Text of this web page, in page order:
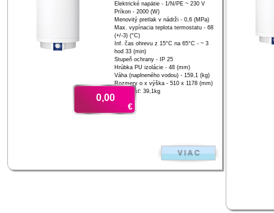
Elektrické napätie - 1/N/PE ~ 230 V
Príkon - 2000 (W)
Menovitý pretlak v nádrži - 0,6 (MPa)
Max. vypínacia teplota termostatu - 68
(+/-3) (°C)
Inf. čas ohrevu z 15°C na 65°C - ~ 3
hod 33 (min)
Stupeň ochrany - IP 25
Hrúbka PU izolácie - 48 (mm)
Váha (naplneného vodou) - 159,1 (kg)
Rozmery o x výška - 510 x 1178 (mm)
Hmotnosť: 39,1kg
0,00
€